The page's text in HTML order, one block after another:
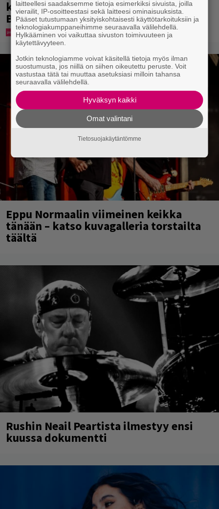
kulkee” – Susanna Penttilä suuntasi
Bangbussinsa Helsingin keskustaan
Eppu Normaalin viimeinen keikka
tänään – katso kuvagalleria torstailta
täältä
Rushin Neail Peartista ilmestyy ensi
kuussa dokumentti
laitteellesi saadaksemme tietoja esimerkiksi sivuista, joilla
vierailit, IP-osoitteestasi sekä laitteesi ominaisuuksista.
Pääset tutustumaan yksityiskohtaisesti käyttötarkoituksiin ja
teknologiakumppaneihimme seuraavalla välilehdellä.
Hylkääminen voi vaikuttaa sivuston toimivuuteen ja
käytettävyyteen.
Jotkin teknologiamme voivat käsitellä tietoja myös ilman
suostumusta, jos niillä on siihen oikeutettu peruste. Voit
vastustaa tätä tai muuttaa asetuksiasi milloin tahansa
seuraavalla välilehdellä.
Hyväksyn kaikki
Omat valintani
Tietosuojakäytäntömme